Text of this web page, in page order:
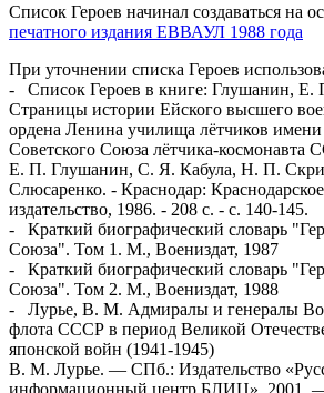
Список Героев начинал создаваться на
печатного издания ЕВВАУЛ 1988 года
При уточнении списка Героев
- Список Героев в книге: Глушанин, Е.
Страницы истории Ейского высшего
ордена Ленина училища лётчиков
Советского Союза лётчика-
Е. П. Глушанин, С. Я. Кабула, Н. П.
Слюсаренко. - Краснодар:
издательство, 1986. - 208 с. - с. 140-145.
- Краткий биографический словарь
Союза". Том 1. М., Воениздат, 1987
- Краткий биографический словарь
Союза". Том 2. М., Воениздат, 1988
- Лурье, В. М. Адмиралы и генералы
флота СССР в период Великой
японской войн (1941-1945)
В. М. Лурье. — СПб.: Издательство
информационный центр БЛИЦ», 2001.